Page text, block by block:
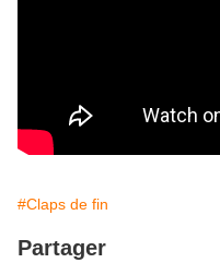
#Claps de fin
Partager